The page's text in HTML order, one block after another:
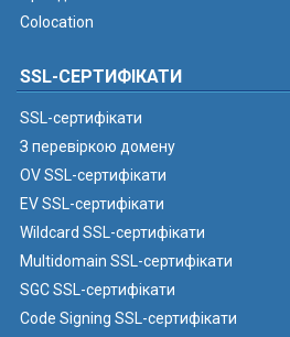
Colocation
SSL-СЕРТИФІКАТИ
SSL-сертифікати
З перевіркою домену
OV SSL-сертифікати
EV SSL-сертифікати
Wildcard SSL-сертифікати
Multidomain SSL-сертифікати
SGC SSL-сертифікати
Code Signing SSL-сертифікати